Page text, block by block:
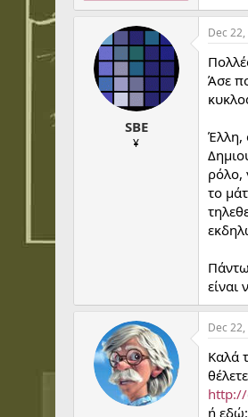
SBE
¥
Dec
Άσε
Έλλη,
ρόλο,
το
είναι
Dec
Καλά
ή εδώ: